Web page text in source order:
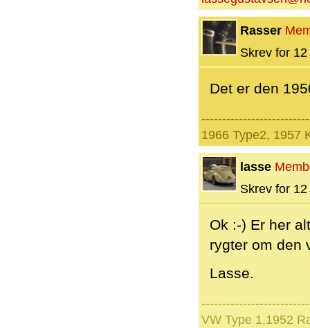
Rasser
Skrev for
Det er den
1966 Type2, 1957
lasse
Skrev for
Ok :-) Er her
rygter om den
Lasse.
VW Type 1,1952